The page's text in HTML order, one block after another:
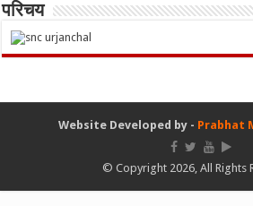
परिचय
Website Developed by - Prabhat
© Copyright 2026, All Rights